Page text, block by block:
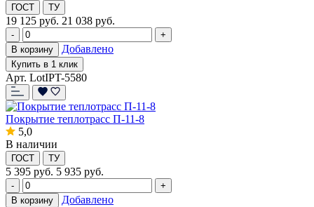
ГОСТ ТУ
19 125 руб. 21 038 руб.
-
+
В корзину
Добавлено
Купить в 1 клик
Арт. LotIPT-5580
Покрытие теплотрасс П-11-8
5,0
В наличии
ГОСТ ТУ
5 395 руб. 5 935 руб.
-
+
В корзину
Добавлено